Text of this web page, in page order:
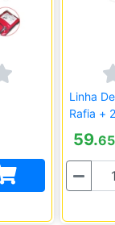
Linha
Rafia +
59.65
Quantidade